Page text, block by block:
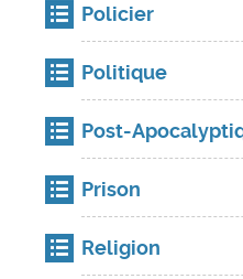
Policier
Politique
Post-
Prison
Religion